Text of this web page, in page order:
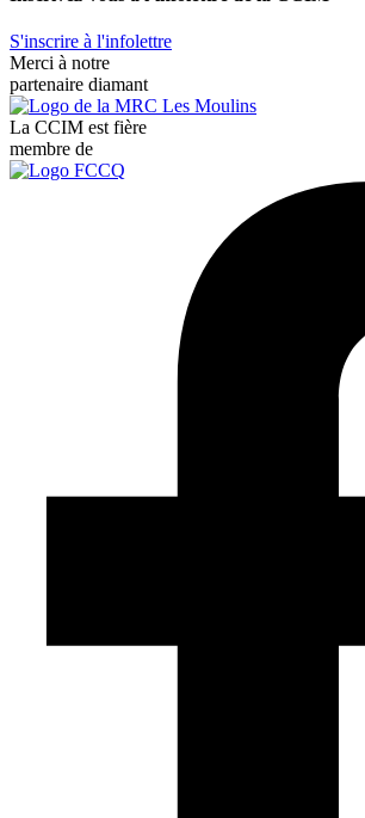
S'inscrire à l'infolettre
Merci à notre
partenaire diamant
La CCIM est fière
membre de